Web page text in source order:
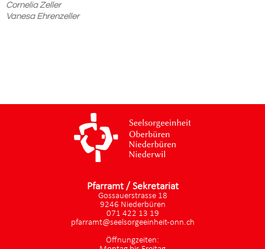
Cornelia Zeller
Vanesa Ehrenzeller
Pfarramt / Sekretariat
Gossauerstrasse 18
9246 Niederbüren
071 422 13 19
pfarramt@seelsorgeeinheit-onn.ch
Öffnungzeiten: